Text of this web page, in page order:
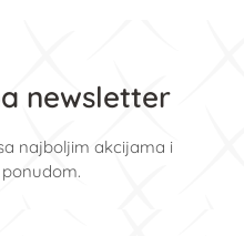
newsletter
najboljim akcijama i